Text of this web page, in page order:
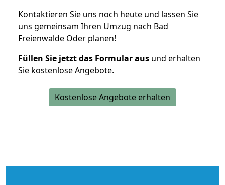
Kontaktieren Sie uns noch heute und lassen Sie
uns gemeinsam Ihren Umzug nach Bad
Freienwalde Oder planen!
Füllen Sie jetzt das Formular aus und erhalten
Sie kostenlose Angebote.
Kostenlose Angebote erhalten